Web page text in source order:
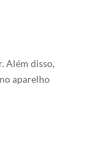
Além disso,
aparelho